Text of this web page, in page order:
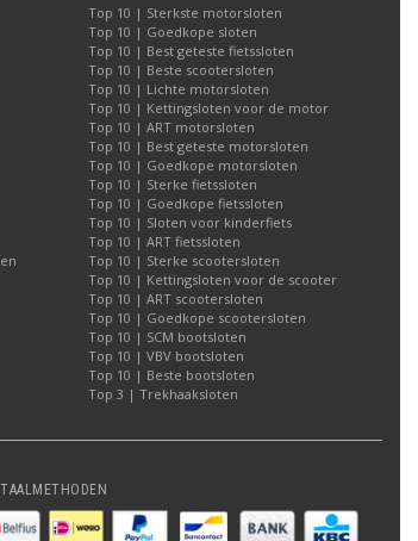
Top 10 | Sterkste motorsloten
Top 10 | Goedkope sloten
Top 10 | Best geteste fietssloten
Top 10 | Beste scootersloten
Top 10 | Lichte motorsloten
Top 10 | Kettingsloten voor de motor
Top 10 | ART motorsloten
Top 10 | Best geteste motorsloten
Top 10 | Goedkope motorsloten
Top 10 | Sterke fietssloten
Top 10 | Goedkope fietssloten
Top 10 | Sloten voor kinderfiets
Top 10 | ART fietssloten
Top 10 | Sterke scootersloten
Top 10 | Kettingsloten voor de scooter
Top 10 | ART scootersloten
Top 10 | Goedkope scootersloten
Top 10 | SCM bootsloten
Top 10 | VBV bootsloten
Top 10 | Beste bootsloten
Top 3 | Trekhaaksloten